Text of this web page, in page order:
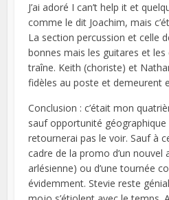
J’ai adoré I can’t help it et
comme le dit Joachim, mais
La section percussion et celle
bonnes mais les guitares et
traîne. Keith (choriste) et
fidèles au poste et demeurent
Conclusion : c’était mon
sauf opportunité
retournerai pas le voir. Sauf à
cadre de la promo d’un nouvel
arlésienne) ou d’une tournée
évidemment. Stevie reste